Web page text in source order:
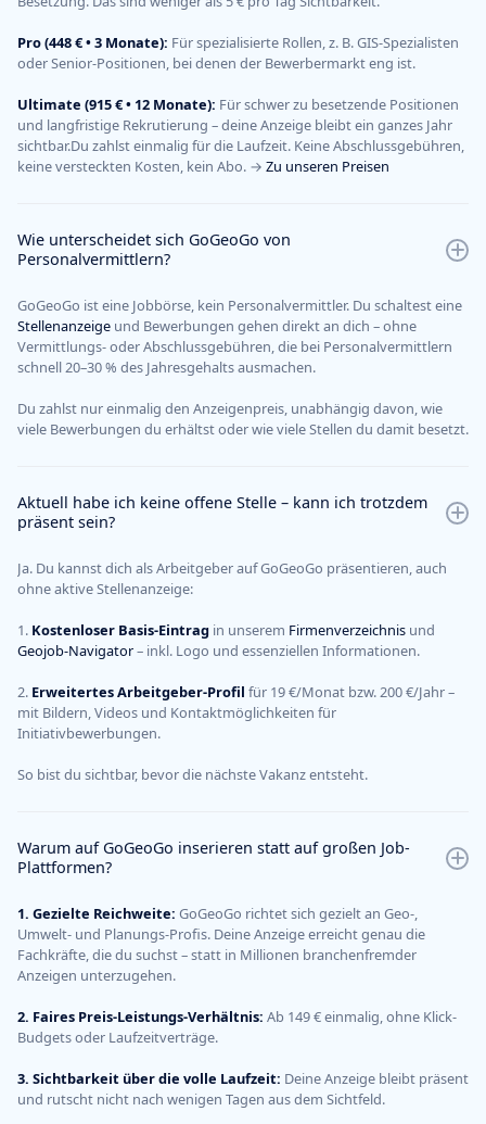
Pro (448 € • 3 Monate): Für spezialisierte Rollen, z. B. GIS-Spezialisten
oder Senior-Positionen, bei denen der Bewerbermarkt eng ist.
Ultimate (915 € • 12 Monate): Für schwer zu besetzende Positionen
und langfristige Rekrutierung – deine Anzeige bleibt ein ganzes Jahr
sichtbar.Du zahlst einmalig für die Laufzeit. Keine Abschlussgebühren,
keine versteckten Kosten, kein Abo. → Zu unseren Preisen
Wie unterscheidet sich GoGeoGo von
Personalvermittlern?
GoGeoGo ist eine Jobbörse, kein Personalvermittler. Du schaltest eine
Stellenanzeige und Bewerbungen gehen direkt an dich – ohne
Vermittlungs- oder Abschlussgebühren, die bei Personalvermittlern
schnell 20–30 % des Jahresgehalts ausmachen.
Du zahlst nur einmalig den Anzeigenpreis, unabhängig davon, wie
viele Bewerbungen du erhältst oder wie viele Stellen du damit besetzt.
Aktuell habe ich keine offene Stelle – kann ich trotzdem
präsent sein?
Ja. Du kannst dich als Arbeitgeber auf GoGeoGo präsentieren, auch
ohne aktive Stellenanzeige:
1. Kostenloser Basis-Eintrag in unserem Firmenverzeichnis und
Geojob-Navigator– inkl. Logo und essenziellen Informationen.
2. ErweitertesArbeitgeber-Profil für 19 €/Monat bzw. 200 €/Jahr –
mit Bildern, Videos und Kontaktmöglichkeiten für
Initiativbewerbungen.
So bist du sichtbar, bevor die nächste Vakanz entsteht.
Warum auf GoGeoGo inserieren statt auf großen Job-
Plattformen?
1. Gezielte Reichweite: GoGeoGo richtet sich gezielt an Geo-,
Umwelt- und Planungs-Profis. Deine Anzeige erreicht genau die
Fachkräfte, die du suchst – statt in Millionen branchenfremder
Anzeigen unterzugehen.
2. Faires Preis-Leistungs-Verhältnis: Ab 149 € einmalig, ohne Klick-
Budgets oder Laufzeitverträge.
3. Sichtbarkeit über die volle Laufzeit: Deine Anzeige bleibt präsent
und rutscht nicht nach wenigen Tagen aus dem Sichtfeld.